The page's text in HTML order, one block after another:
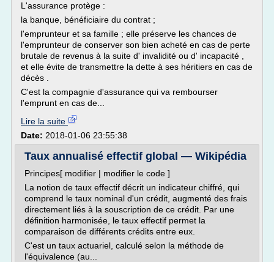
L'assurance protège :
la banque, bénéficiaire du contrat ;
l'emprunteur et sa famille ; elle préserve les chances de
l'emprunteur de conserver son bien acheté en cas de perte
brutale de revenus à la suite d' invalidité ou d' incapacité ,
et elle évite de transmettre la dette à ses héritiers en cas de
décès .
C'est la compagnie d'assurance qui va rembourser
l'emprunt en cas de...
Lire la suite
Date: 2018-01-06 23:55:38
Taux annualisé effectif global — Wikipédia
Principes[ modifier | modifier le code ]
La notion de taux effectif décrit un indicateur chiffré, qui
comprend le taux nominal d'un crédit, augmenté des frais
directement liés à la souscription de ce crédit. Par une
définition harmonisée, le taux effectif permet la
comparaison de différents crédits entre eux.
C'est un taux actuariel, calculé selon la méthode de
l'équivalence (au...